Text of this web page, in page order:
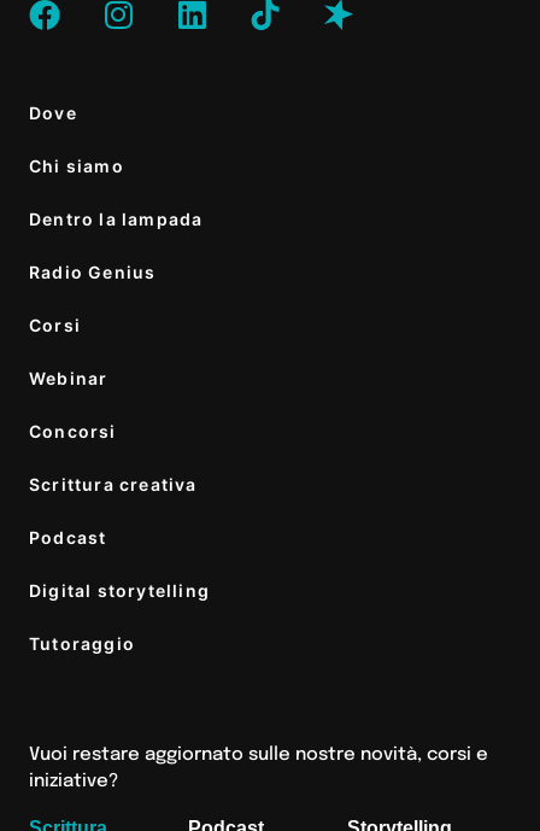
Dove
Chi siamo
Dentro la lampada
Radio Genius
Corsi
Webinar
Concorsi
Scrittura creativa
Podcast
Digital storytelling
Tutoraggio
Vuoi restare aggiornato sulle nostre novità, corsi e
iniziative?